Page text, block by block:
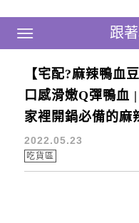
跟著瑪姬
跟
Main Menu
鴨血豆腐
【宅配?麻辣鴨血
口感滑嫩Q彈鴨血
家裡開鍋必備的麻
2022.05.23
吃貨區